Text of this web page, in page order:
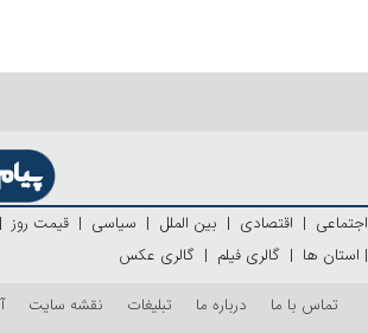
اجتماعی | اقتصادی | بین الملل | سیاسی | قیمت روز |
| استان ها | گالری فیلم | گالری عکس
تماس با ما
درباره ما تبلیغات نقشه سایت